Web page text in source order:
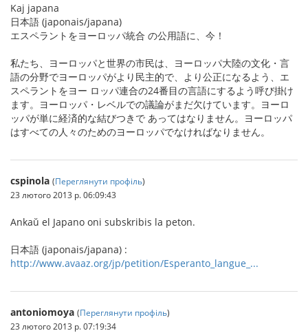
Kaj japana
日本語 (japonais/japana)
エスペラントをヨーロッパ統合 の公用語に、今！
私たち、ヨーロッパと世界の市民は、ヨーロッパ大陸の文化・言
語の分野でヨーロッパがより民主的で、より公正になるよう、エ
スペラントをヨー ロッパ連合の24番目の言語にするよう呼び掛け
ます。ヨーロッパ・レベルでの議論がまだ欠けています。ヨーロ
ッパが単に経済的な結びつきで あってはなりません。ヨーロッパ
はすべての人々のためのヨーロッパでなければなりません。
cspinola (Переглянути профіль)
23 лютого 2013 р. 06:09:43
Ankaŭ el Japano oni subskribis la peton.
日本語 (japonais/japana) :
http://www.avaaz.org/jp/petition/Esperanto_langue_...
antoniomoya (Переглянути профіль)
23 лютого 2013 р. 07:19:34